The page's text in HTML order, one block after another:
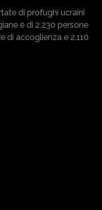
di profughi ucraini
è di 2.230 persone
di accoglienza e 2.110